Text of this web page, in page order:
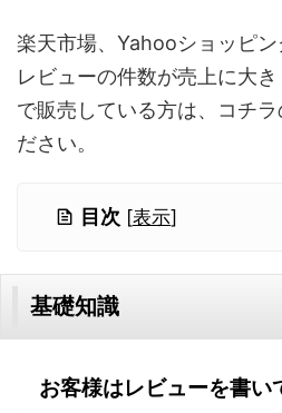
楽天市場、Yahooショッピ
レビューの件数が売上に大
で販売している方は、コチ
ださい。
目次 [表示]
基礎知識
お客様はレビューを書い